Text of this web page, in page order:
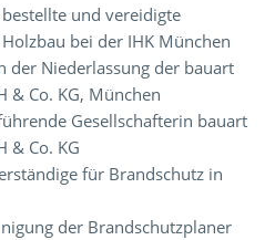
und vereidigte
bei der IHK München
der Niederlassung der bauart
& Co. KG, München
Gesellschafterin bauart
& Co. KG
für Brandschutz in
der Brandschutzplaner